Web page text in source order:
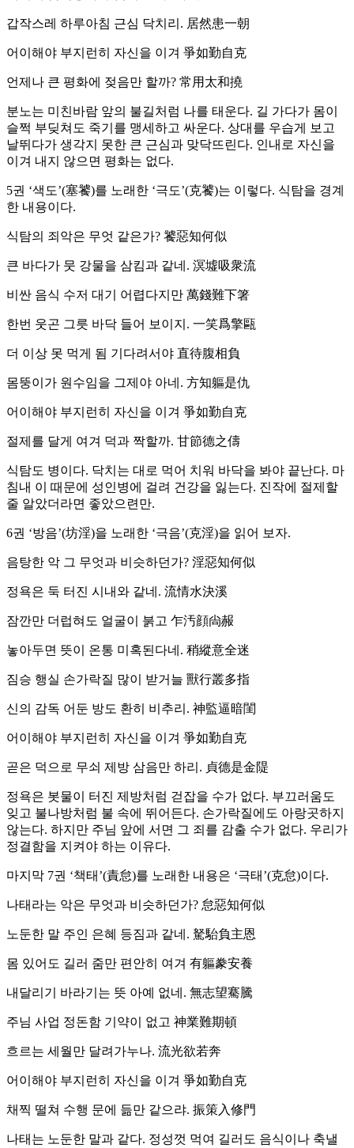
갑작스레 하루아침 근심 닥치리. 居然患一朝
어이해야 부지런히 자신을 이겨 爭如勤自克
언제나 큰 평화에 젖음만 할까? 常用太和撓
분노는 미친바람 앞의 불길처럼 나를 태운다. 길 가다가 몸이
슬쩍 부딪쳐도 죽기를 맹세하고 싸운다. 상대를 우습게 보고
날뛰다가 생각지 못한 큰 근심과 맞닥뜨린다. 인내로 자신을
이겨 내지 않으면 평화는 없다.
5권 ‘색도’(塞饕)를 노래한 ‘극도’(克饕)는 이렇다. 식탐을 경계
한 내용이다.
식탐의 죄악은 무엇 같은가? 饕惡知何似
큰 바다가 뭇 강물을 삼킴과 같네. 溟墟吸衆流
비싼 음식 수저 대기 어렵다지만 萬錢難下箸
한번 웃곤 그릇 바닥 들어 보이지. 一笑爲擎甌
더 이상 못 먹게 됨 기다려서야 直待腹相負
몸뚱이가 원수임을 그제야 아네. 方知軀是仇
어이해야 부지런히 자신을 이겨 爭如勤自克
절제를 달게 여겨 덕과 짝할까. 甘節德之儔
식탐도 병이다. 닥치는 대로 먹어 치워 바닥을 봐야 끝난다. 마
침내 이 때문에 성인병에 걸려 건강을 잃는다. 진작에 절제할
줄 알았더라면 좋았으련만.
6권 ‘방음’(坊淫)을 노래한 ‘극음’(克淫)을 읽어 보자.
음탕한 악 그 무엇과 비슷하던가? 淫惡知何似
정욕은 둑 터진 시내와 같네. 流情水決溪
잠깐만 더럽혀도 얼굴이 붉고 乍汚顔尙赧
놓아두면 뜻이 온통 미혹된다네. 稍縱意全迷
짐승 행실 손가락질 많이 받거늘 獸行叢多指
신의 감독 어둔 방도 환히 비추리. 神監逼暗閨
어이해야 부지런히 자신을 이겨 爭如勤自克
곧은 덕으로 무쇠 제방 삼음만 하리. 貞德是金隄
정욕은 봇물이 터진 제방처럼 걷잡을 수가 없다. 부끄러움도
잊고 불나방처럼 불 속에 뛰어든다. 손가락질에도 아랑곳하지
않는다. 하지만 주님 앞에 서면 그 죄를 감출 수가 없다. 우리가
정결함을 지켜야 하는 이유다.
마지막 7권 ‘책태’(責怠)를 노래한 내용은 ‘극태’(克怠)이다.
나태라는 악은 무엇과 비슷하던가? 怠惡知何似
노둔한 말 주인 은혜 등짐과 같네. 駑駘負主恩
몸 있어도 길러 줌만 편안히 여겨 有軀豢安養
내달리기 바라기는 뜻 아예 없네. 無志望騫騰
주님 사업 정돈함 기약이 없고 神業難期頓
흐르는 세월만 달려가누나. 流光欲若奔
어이해야 부지런히 자신을 이겨 爭如勤自克
채찍 떨쳐 수행 문에 듦만 같으랴. 振策入修門
나태는 노둔한 말과 같다. 정성껏 먹여 길러도 음식이나 축낼